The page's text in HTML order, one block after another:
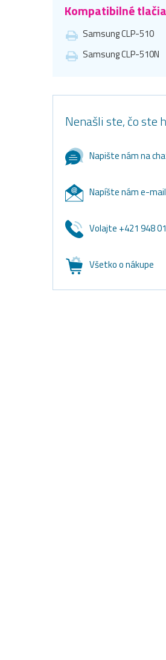
Kompatibilné
Samsung CLP-510
Samsung CLP-510N
Nenašli ste, čo ste
Napište nám na
Napíšte nám e-mail
Volajte +421 948
Všetko o nákupe